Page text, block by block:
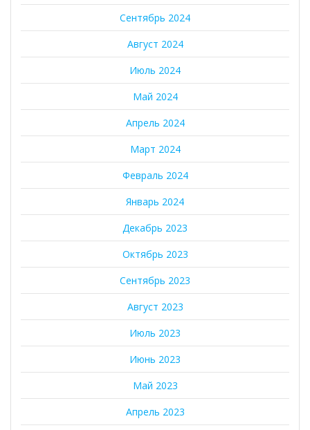
Сентябрь 2024
Август 2024
Июль 2024
Май 2024
Апрель 2024
Март 2024
Февраль 2024
Январь 2024
Декабрь 2023
Октябрь 2023
Сентябрь 2023
Август 2023
Июль 2023
Июнь 2023
Май 2023
Апрель 2023